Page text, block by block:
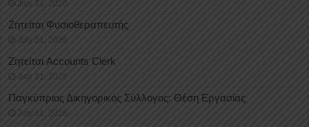
July 31, 2026
Ζητείται Φυσιοθεραπευτής
July 31, 2026
Ζητείται Accounts Clerk
July 31, 2026
Παγκύπριος Δικηγορικός Σύλλογος: Θέση Εργασίας
July 31, 2026